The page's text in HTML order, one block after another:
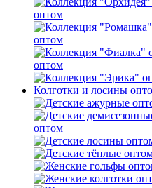
оптом
оптом
оптом
Колготки и лосины
оптом